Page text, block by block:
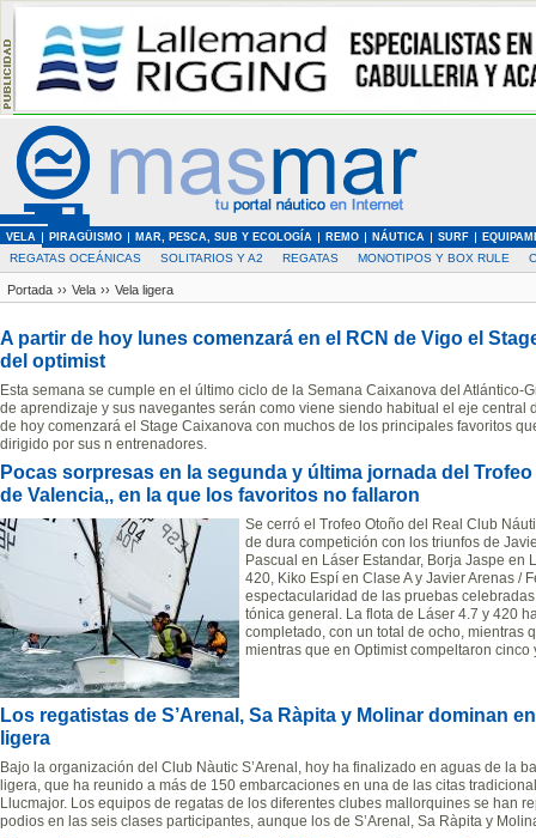
VELA PIRAGÜISMO MAR, PESCA, SUB Y ECOLOGÍA REMO NÁUTICA SURF
REGATAS OCEÁNICAS SOLITARIOS Y A2 REGATAS MONOTIPOS Y BOX RULE
Portada ›› Vela ›› Vela ligera
A partir de hoy lunes comenzará en el RCN de Vigo el
del optimist
Esta semana se cumple en el último ciclo de la Semana Caixanova del Atlántico-
de aprendizaje y sus navegantes serán como viene siendo habitual el eje central
de hoy comenzará el Stage Caixanova con muchos de los principales favoritos
dirigido por sus n entrenadores.
Pocas sorpresas en la segunda y última jornada del
de Valencia,, en la que los favoritos no fallaron
Se cerró el Trofeo Otoño del Real Club
de dura competición con los triunfos de
Pascual en Láser Estandar, Borja Jaspe en
420, Kiko Espí en Clase A y Javier Arenas /
espectacularidad de las pruebas
tónica general. La flota de Láser 4.7 y 420
completado, con un total de ocho, mientras
mientras que en Optimist compeltaron cinco
Los regatistas de S’Arenal, Sa Ràpita y Molinar dominan
ligera
Bajo la organización del Club Nàutic S’Arenal, hoy ha finalizado en aguas de la
ligera, que ha reunido a más de 150 embarcaciones en una de las citas
Llucmajor. Los equipos de regatas de los diferentes clubes mallorquines se han
podios en las seis clases participantes, aunque los de S’Arenal, Sa Ràpita y